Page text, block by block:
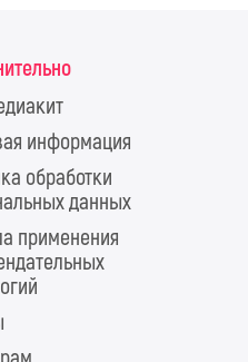
информация
обработки
данных
применения